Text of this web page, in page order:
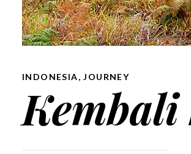
INDONESIA,JOURNEY